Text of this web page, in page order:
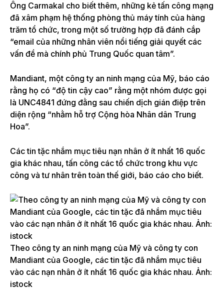
Ông Carmakal cho biết thêm, những kẻ tấn công mạng
đã xâm phạm hệ thống phòng thủ máy tính của hàng
trăm tổ chức, trong một số trường hợp đã đánh cắp
“email của những nhân viên nổi tiếng giải quyết các
vấn đề mà chính phủ Trung Quốc quan tâm”.
Mandiant, một công ty an ninh mạng của Mỹ, báo cáo
rằng họ có “độ tin cậy cao” rằng một nhóm được gọi
là UNC4841 đứng đằng sau chiến dịch gián điệp trên
diện rộng “nhằm hỗ trợ Cộng hòa Nhân dân Trung
Hoa”.
Các tin tặc nhắm mục tiêu nạn nhân ở ít nhất 16 quốc
gia khác nhau, tấn công các tổ chức trong khu vực
công và tư nhân trên toàn thế giới, báo cáo cho biết.
Theo công ty an ninh mạng của Mỹ và công ty con
Mandiant của Google, các tin tặc đã nhắm mục tiêu
vào các nạn nhân ở ít nhất 16 quốc gia khác nhau. Ảnh:
istock